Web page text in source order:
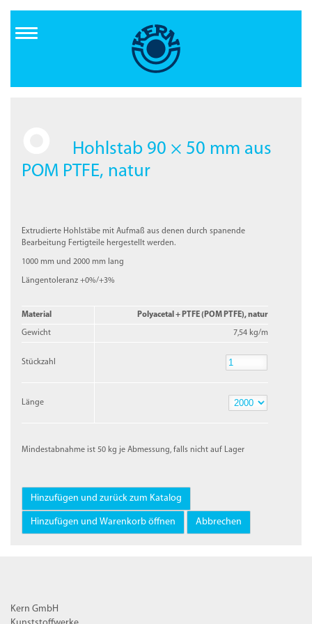
Inhalt
Hohlstab 90 × 50 mm aus
POM PTFE, natur
Extrudierte Hohlstäbe mit Aufmaß aus denen durch spanende
Bearbeitung Fertigteile hergestellt werden.
1000 mm und 2000 mm lang
Längentoleranz +0%/+3%
Material Polyacetal + PTFE (POM PTFE), natur
Gewicht 7,54 kg/m
Stückzahl
Länge
Mindestabnahme ist 50 kg je Abmessung, falls nicht auf Lager
Kern GmbH